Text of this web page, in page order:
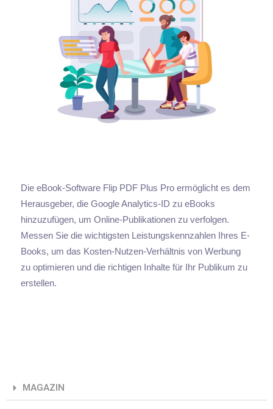
Die eBook-Software Flip PDF Plus Pro ermöglicht es dem
Herausgeber, die Google Analytics-ID zu eBooks
hinzuzufügen, um Online-Publikationen zu verfolgen.
Messen Sie die wichtigsten Leistungskennzahlen Ihres E-
Books, um das Kosten-Nutzen-Verhältnis von Werbung
zu optimieren und die richtigen Inhalte für Ihr Publikum zu
erstellen.
MAGAZIN